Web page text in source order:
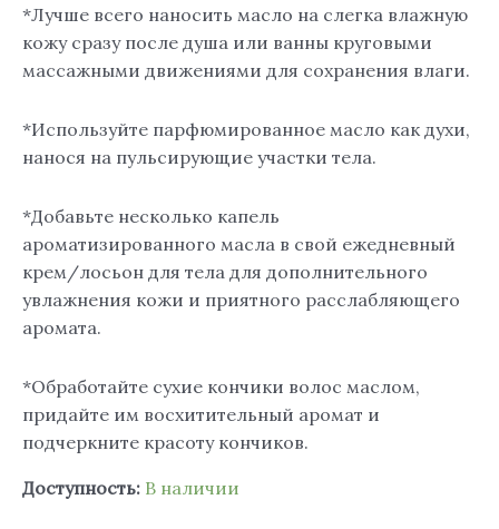
*Лучше всего наносить масло на слегка влажную
кожу сразу после душа или ванны круговыми
массажными движениями для сохранения влаги.
*Используйте парфюмированное масло как духи,
нанося на пульсирующие участки тела.
*Добавьте несколько капель
ароматизированного масла в свой ежедневный
крем/лосьон для тела для дополнительного
увлажнения кожи и приятного расслабляющего
аромата.
*Обработайте сухие кончики волос маслом,
придайте им восхитительный аромат и
подчеркните красоту кончиков.
Доступность: В наличии